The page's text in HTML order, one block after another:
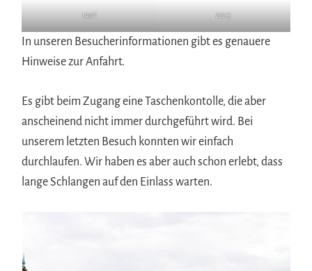
1992 2015
In unseren Besucherinformationen gibt es genauere
Hinweise zur Anfahrt.
Es gibt beim Zugang eine Taschenkontolle, die aber
anscheinend nicht immer durchgeführt wird. Bei
unserem letzten Besuch konnten wir einfach
durchlaufen. Wir haben es aber auch schon erlebt, dass
lange Schlangen auf den Einlass warten.